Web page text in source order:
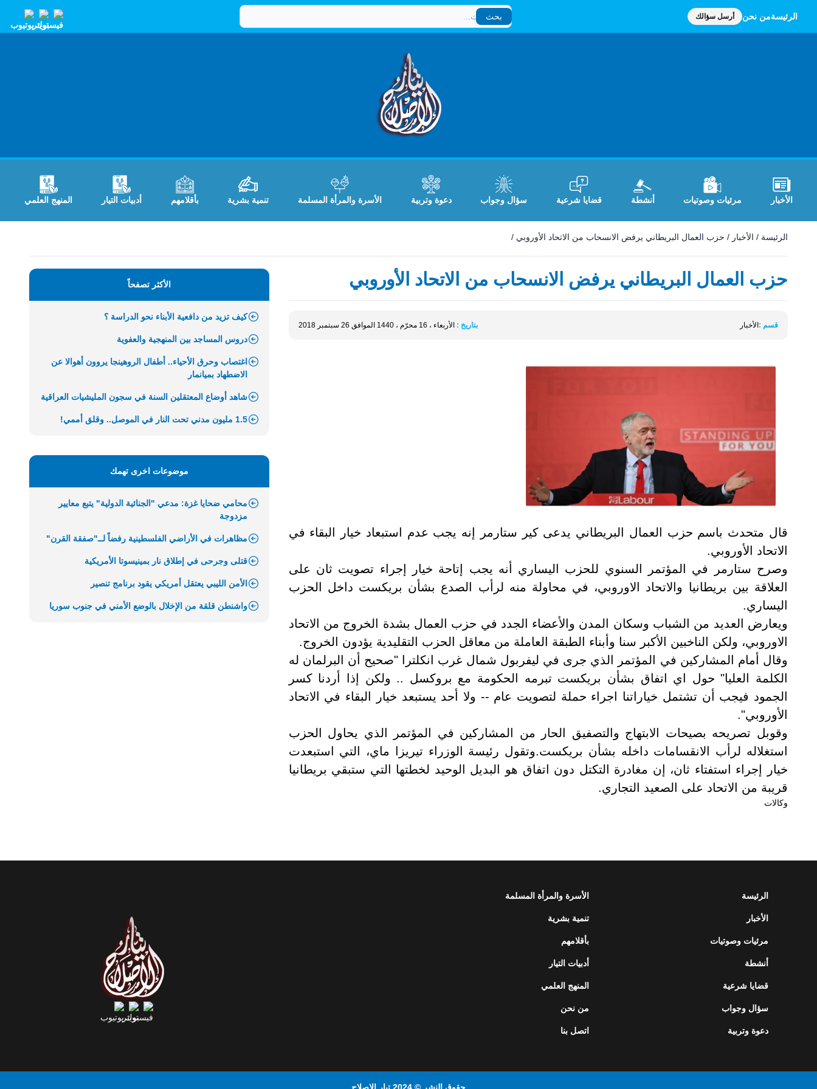
الرئيسةمن نحن أرسل سؤالك
بحث
بحث
الأخبار مرئيات وصوتيات أنشطة قضايا شرعية سؤال وجواب دعوة وتربية الأسرة والمرأة المسلمة تنمية بشرية بأقلامهم أدبيات التيار المنهج العلمي
الرئيسة / الأخبار / حزب العمال البريطاني يرفض الانسحاب من الاتحاد الأوروبي /
حزب العمال البريطاني يرفض الانسحاب من الاتحاد الأوروبي
قسم : الأخبار بتاريخ : الأربعاء ، 16 محرّم ، 1440 الموافق 26 سبتمبر 2018
قال متحدث باسم حزب العمال البريطاني يدعى كير ستارمر إنه يجب عدم استبعاد خيار البقاء في
الاتحاد الأوروبي.
وصرح ستارمر في المؤتمر السنوي للحزب اليساري أنه يجب إتاحة خيار إجراء تصويت ثان على
العلاقة بين بريطانيا والاتحاد الاوروبي، في محاولة منه لرأب الصدع بشأن بريكست داخل الحزب
اليساري.
ويعارض العديد من الشباب وسكان المدن والأعضاء الجدد في حزب العمال بشدة الخروج من الاتحاد
الاوروبي، ولكن الناخبين الأكبر سنا وأبناء الطبقة العاملة من معاقل الحزب التقليدية يؤدون الخروج.
وقال أمام المشاركين في المؤتمر الذي جرى في ليفربول شمال غرب انكلترا "صحيح أن البرلمان له
الكلمة العليا" حول اي اتفاق بشأن بريكست تبرمه الحكومة مع بروكسل .. ولكن إذا أردنا كسر
الجمود فيجب أن تشتمل خياراتنا اجراء حملة لتصويت عام -- ولا أحد يستبعد خيار البقاء في الاتحاد
الأوروبي".
وقوبل تصريحه بصيحات الابتهاج والتصفيق الحار من المشاركين في المؤتمر الذي يحاول الحزب
استغلاله لرأب الانقسامات داخله بشأن بريكست.وتقول رئيسة الوزراء تيريزا ماي، التي استبعدت
خيار إجراء استفتاء ثان، إن مغادرة التكتل دون اتفاق هو البديل الوحيد لخطتها التي ستبقي بريطانيا
قريبة من الاتحاد على الصعيد التجاري.
وكالات
الأكثر تصفحاً
كيف تزيد من دافعية الأبناء نحو الدراسة ؟
دروس المساجد بين المنهجية والعفوية
اغتصاب وحرق الأحياء.. أطفال الروهينجا يروون أهوالا عن
الاضطهاد بميانمار
شاهد أوضاع المعتقلين السنة في سجون المليشيات العراقية
1.5 مليون مدني تحت النار في الموصل.. وقلق أممي!
موضوعات اخرى تهمك
محامي ضحايا غزة: مدعي "الجنائية الدولية" يتبع معايير
مزدوجة
مظاهرات في الأراضي الفلسطينية رفضاً لــ"صفقة القرن"
قتلى وجرحى في إطلاق نار بمينيسوتا الأمريكية
الأمن الليبي يعتقل أمريكي يقود برنامج تنصير
واشنطن قلقة من الإخلال بالوضع الأمني في جنوب سوريا
الرئيسة
الأخبار
مرئيات وصوتيات
أنشطة
قضايا شرعية
سؤال وجواب
دعوة وتربية
الأسرة والمرأة المسلمة
تنمية بشرية
بأقلامهم
أدبيات التيار
المنهج العلمي
من نحن
اتصل بنا